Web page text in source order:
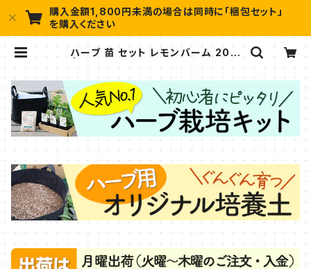
購入金額1,800円未満の場合は同時に「梱包セット」
を購入ください
ハーブ 苗 セット レモンバーム 20個